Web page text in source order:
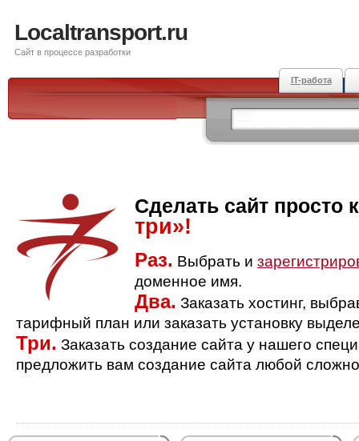
Localtransport.ru
Сайт в процессе разработки
IT-работа
Сделать сайт просто
три»!
Раз. Выбрать и
доменное имя.
Два. Заказать хостинг,
тарифный план или заказать установку
Три. Заказать создание сайта у нашего
предложить вам создание сайта любой